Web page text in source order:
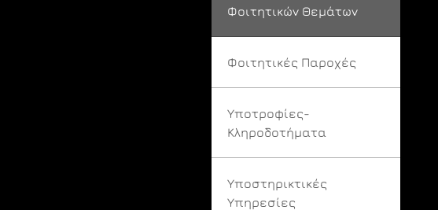
Φοιτητικών Θεμάτων
Φοιτητικές Παροχές
Υποτροφίες-
Κληροδοτήματα
Υποστηρικτικές
Υπηρεσίες